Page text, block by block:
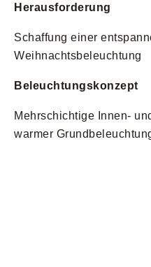
Herausforderung
Schaffung einer
Weihnachtsbeleuchtung
Beleuchtungskonzept
Mehrschichtige Innen-
warmer